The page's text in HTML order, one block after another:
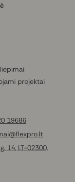
projektai
19686
14, LT-02300,